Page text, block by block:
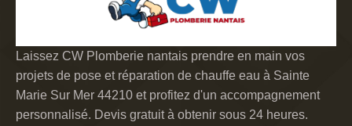
Laissez CW Plomberie nantais prendre en main vos
projets de pose et réparation de chauffe eau à Sainte
Marie Sur Mer 44210 et profitez d'un accompagnement
personnalisé. Devis gratuit à obtenir sous 24 heures.